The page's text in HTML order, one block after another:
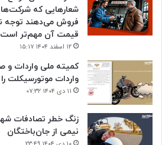
شعارهایی که شرکت‌ها
فروش می‌دهند توجه
قیمت آن مهم‌تر است
۱۲ اسفند ۱۴۰۴ ۱۵:۱۷
کمیته ملی واردات و
واردات موتورسیکلت را از ۱ آوریل ۲۰۲۶
۱۱ دی ۱۴۰۴ ۰۷:۳۲
زنگ خطر تصادفات
نیمی از جان‌باختگان